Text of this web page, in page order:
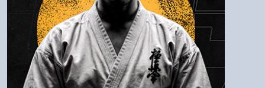
Войти
Напомнить пароль